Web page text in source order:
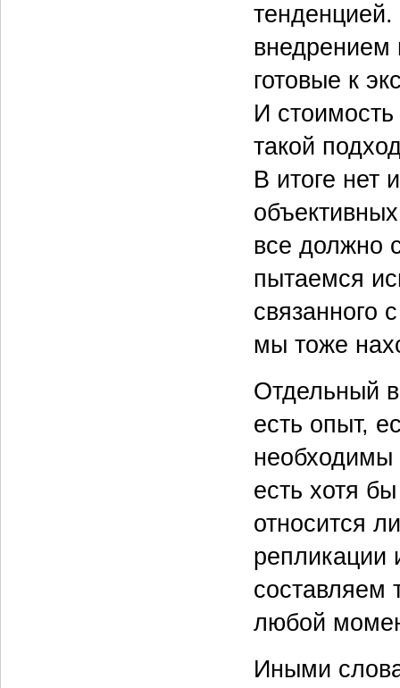
внедрением
готовые к
И
такой
В итоге нет
все должно
пытаемся
связанного
мы тоже
Отдельный
есть опыт,
необходимы
есть хотя
относится
репликации
составляем
любой
Иными